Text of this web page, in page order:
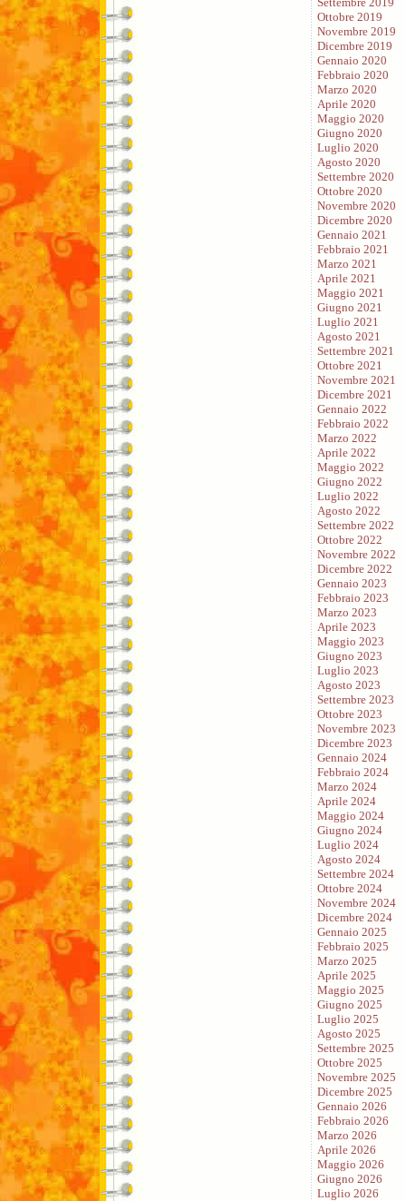
Ottobre 2019
Novembre 2019
Dicembre 2019
Gennaio 2020
Febbraio 2020
Marzo 2020
Aprile 2020
Maggio 2020
Giugno 2020
Luglio 2020
Agosto 2020
Settembre 2020
Ottobre 2020
Novembre 2020
Dicembre 2020
Gennaio 2021
Febbraio 2021
Marzo 2021
Aprile 2021
Maggio 2021
Giugno 2021
Luglio 2021
Agosto 2021
Settembre 2021
Ottobre 2021
Novembre 2021
Dicembre 2021
Gennaio 2022
Febbraio 2022
Marzo 2022
Aprile 2022
Maggio 2022
Giugno 2022
Luglio 2022
Agosto 2022
Settembre 2022
Ottobre 2022
Novembre 2022
Dicembre 2022
Gennaio 2023
Febbraio 2023
Marzo 2023
Aprile 2023
Maggio 2023
Giugno 2023
Luglio 2023
Agosto 2023
Settembre 2023
Ottobre 2023
Novembre 2023
Dicembre 2023
Gennaio 2024
Febbraio 2024
Marzo 2024
Aprile 2024
Maggio 2024
Giugno 2024
Luglio 2024
Agosto 2024
Settembre 2024
Ottobre 2024
Novembre 2024
Dicembre 2024
Gennaio 2025
Febbraio 2025
Marzo 2025
Aprile 2025
Maggio 2025
Giugno 2025
Luglio 2025
Agosto 2025
Settembre 2025
Ottobre 2025
Novembre 2025
Dicembre 2025
Gennaio 2026
Febbraio 2026
Marzo 2026
Aprile 2026
Maggio 2026
Giugno 2026
Luglio 2026